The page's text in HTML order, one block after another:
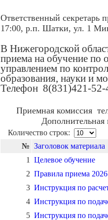
Ответственный секретарь
17:00, р.п. Шатки, ул. 1
В Нижегородской
приема на обучение
управлением по
образования, науки и
Телефон 8(831)421-52-
Приемная комиссия
Количество строк:
№ Заголовок материала
1
Целевое обучение
2 Правила приема 2026
3 Инструкция по
4 Инструкция по
5 Инструкция по